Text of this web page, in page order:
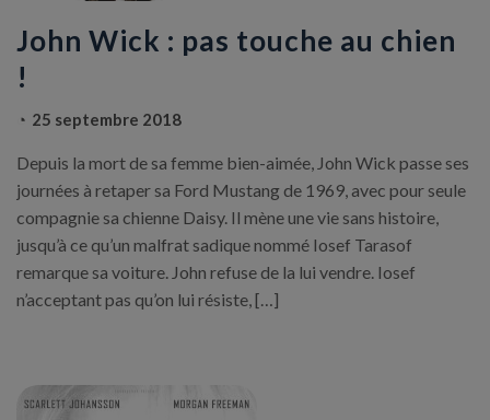
John Wick : pas touche au chien
!
25 septembre 2018
Depuis la mort de sa femme bien-aimée, John Wick passe ses
journées à retaper sa Ford Mustang de 1969, avec pour seule
compagnie sa chienne Daisy. Il mène une vie sans histoire,
jusqu’à ce qu’un malfrat sadique nommé Iosef Tarasof
remarque sa voiture. John refuse de la lui vendre. Iosef
n’acceptant pas qu’on lui résiste, […]